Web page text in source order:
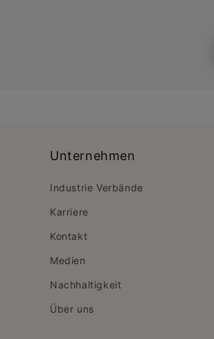
Unternehmen
Industrie Verbände
Karriere
Kontakt
Medien
Nachhaltigkeit
Über uns